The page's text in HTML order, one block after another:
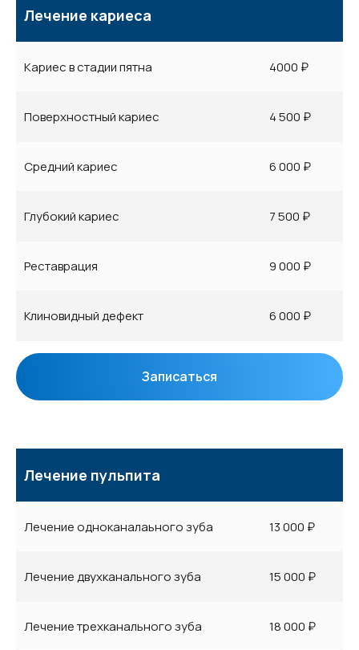
Лечение кариеса
Кариес в стадии пятна 4000 ₽
Поверхностный кариес 4 500 ₽
Средний кариес 6 000 ₽
Глубокий кариес 7 500 ₽
Реставрация 9 000 ₽
Клиновидный дефект 6 000 ₽
Записаться
Лечение пульпита
Лечение одноканалаьного зуба 13 000 ₽
Лечение двухканального зуба 15 000 ₽
Лечение трехканального зуба 18 000 ₽